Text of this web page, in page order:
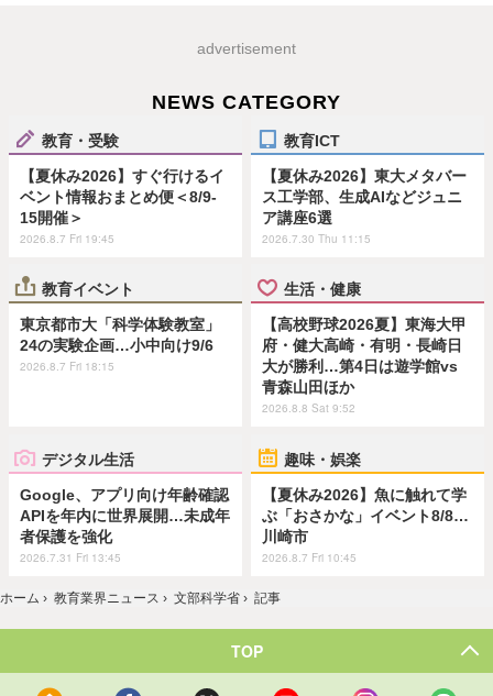
advertisement
NEWS CATEGORY
教育・受験
【夏休み2026】すぐ行けるイ
ベント情報おまとめ便＜8/9-
15開催＞
2026.8.7 Fri 19:45
教育ICT
【夏休み2026】東大メタバー
ス工学部、生成AIなどジュニ
ア講座6選
2026.7.30 Thu 11:15
教育イベント
東京都市大「科学体験教室」
24の実験企画…小中向け9/6
2026.8.7 Fri 18:15
生活・健康
【高校野球2026夏】東海大甲
府・健大高崎・有明・長崎日
大が勝利…第4日は遊学館vs
青森山田ほか
2026.8.8 Sat 9:52
デジタル生活
Google、アプリ向け年齢確認
APIを年内に世界展開…未成年
者保護を強化
2026.7.31 Fri 13:45
趣味・娯楽
【夏休み2026】魚に触れて学
ぶ「おさかな」イベント8/8…
川崎市
2026.8.7 Fri 10:45
ホーム › 教育業界ニュース › 文部科学省 › 記事
TOP